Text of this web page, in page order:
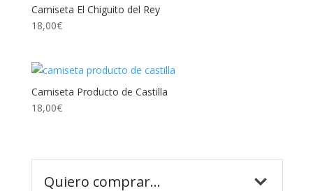
Camiseta El Chiguito del Rey
18,00€
Camiseta Producto de Castilla
18,00€